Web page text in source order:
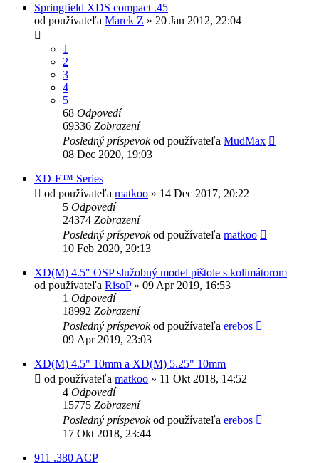
Springfield XDS compact .45
od používateľa Marek Z » 20 Jan 2012, 22:04
1
2
3
4
5
68 Odpovedí
69336 Zobrazení
Posledný príspevokod používateľa MudMax
08 Dec 2020, 19:03
XD-E™ Series
od používateľa matkoo » 14 Dec 2017, 20:22
5 Odpovedí
24374 Zobrazení
Posledný príspevokod používateľa matkoo
10 Feb 2020, 20:13
XD(M) 4.5″ OSP služobný model pištole s kolimátorom
od používateľa RisoP» 09 Apr 2019, 16:53
1 Odpovedí
18992 Zobrazení
Posledný príspevokod používateľa erebos
09 Apr 2019, 23:03
XD(M) 4.5" 10mm a XD(M) 5.25" 10mm
od používateľa matkoo » 11 Okt 2018, 14:52
4 Odpovedí
15775 Zobrazení
Posledný príspevokod používateľa erebos
17 Okt 2018, 23:44
911 .380 ACP